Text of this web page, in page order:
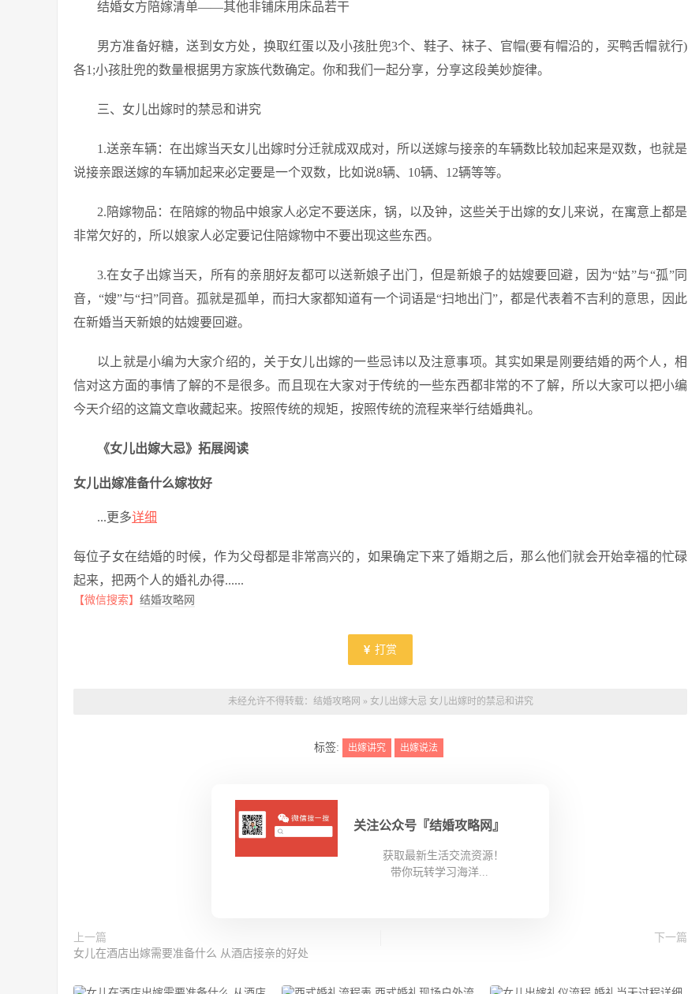
结婚女方陪嫁清单——其他非铺床用床品若干
男方准备好糖，送到女方处，换取红蛋以及小孩肚兜3个、鞋子、袜子、官帽(要有帽沿的，买鸭舌帽就行)
各1;小孩肚兜的数量根据男方家族代数确定。你和我们一起分享，分享这段美妙旋律。
三、女儿出嫁时的禁忌和讲究
1.送亲车辆：在出嫁当天女儿出嫁时分迁就成双成对，所以送嫁与接亲的车辆数比较加起来是双数，也就是
说接亲跟送嫁的车辆加起来必定要是一个双数，比如说8辆、10辆、12辆等等。
2.陪嫁物品：在陪嫁的物品中娘家人必定不要送床，锅，以及钟，这些关于出嫁的女儿来说，在寓意上都是
非常欠好的，所以娘家人必定要记住陪嫁物中不要出现这些东西。
3.在女子出嫁当天，所有的亲朋好友都可以送新娘子出门，但是新娘子的姑嫂要回避，因为“姑”与“孤”同
音，“嫂”与“扫”同音。孤就是孤单，而扫大家都知道有一个词语是“扫地出门”，都是代表着不吉利的意思，因此
在新婚当天新娘的姑嫂要回避。
以上就是小编为大家介绍的，关于女儿出嫁的一些忌讳以及注意事项。其实如果是刚要结婚的两个人，相
信对这方面的事情了解的不是很多。而且现在大家对于传统的一些东西都非常的不了解，所以大家可以把小编
今天介绍的这篇文章收藏起来。按照传统的规矩，按照传统的流程来举行结婚典礼。
《女儿出嫁大忌》拓展阅读
女儿出嫁准备什么嫁妆好
...更多详细
每位子女在结婚的时候，作为父母都是非常高兴的，如果确定下来了婚期之后，那么他们就会开始幸福的忙碌
起来，把两个人的婚礼办得......
【微信搜索】 结婚攻略网
打赏
未经允许不得转载： 结婚攻略网 » 女儿出嫁大忌 女儿出嫁时的禁忌和讲究
标签: 出嫁讲究 出嫁说法
关注公众号『结婚攻略网』
获取最新生活交流资源！
带你玩转学习海洋...
上一篇
女儿在酒店出嫁需要准备什么 从酒店接亲的好处
下一篇